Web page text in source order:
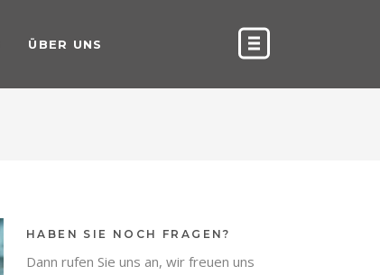
ÜBER UNS
HABEN SIE NOCH FRAGEN?
Dann rufen Sie uns an, wir freuen uns